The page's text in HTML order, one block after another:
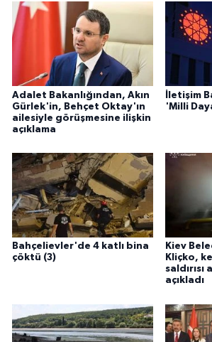
Adalet Bakanlığından, Akın
Gürlek'in, Behçet Oktay'ın
ailesiyle görüşmesine ilişkin
açıklama
İletişim
'Milli
Bahçelievler'de 4 katlı bina
çöktü (3)
Kiev
Kliçko,
açıkladı